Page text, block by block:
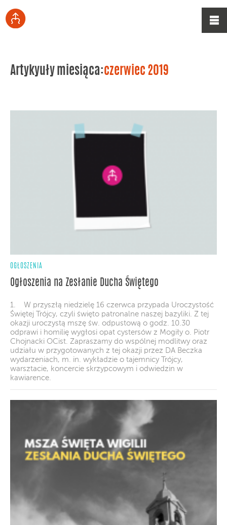
Artykyuły miesiąca:czerwiec 2019
OGŁOSZENIA
Ogłoszenia na Zesłanie Ducha Świętego
1. W przyszłą niedzielę 16 czerwca przypada Uroczystość
Świętej Trójcy, czyli święto patronalne naszej bazyliki. Z tej
okazji uroczystą mszę św. odpustową o godz. 10.30
odprawi i homilię wygłosi opat cystersów z Mogiły o. Piotr
Chojnacki OCist. Zapraszamy do wspólnej modlitwy oraz
udziału w przygotowanych z tej okazji przez DA Beczka
wydarzeniach, m. in. wykładzie o tajemnicy Trójcy,
warsztacie, koncercie skrzypcowym i odwiedzin w
kawiarence.